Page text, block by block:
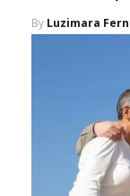
By Luzimara